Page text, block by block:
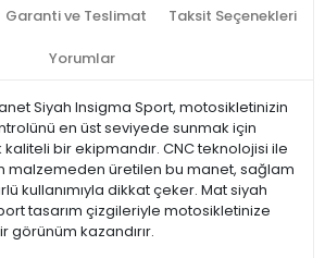
Garanti ve Teslimat Taksit Seçenekleri
Yorumlar
Siyah Insigma Sport, motosikletinizin
en üst seviyede sunmak için
bir ekipmandır. CNC teknolojisi ile
malzemeden üretilen bu manet, sağlam
kullanımıyla dikkat çeker. Mat siyah
tasarım çizgileriyle motosikletinize
kazandırır.